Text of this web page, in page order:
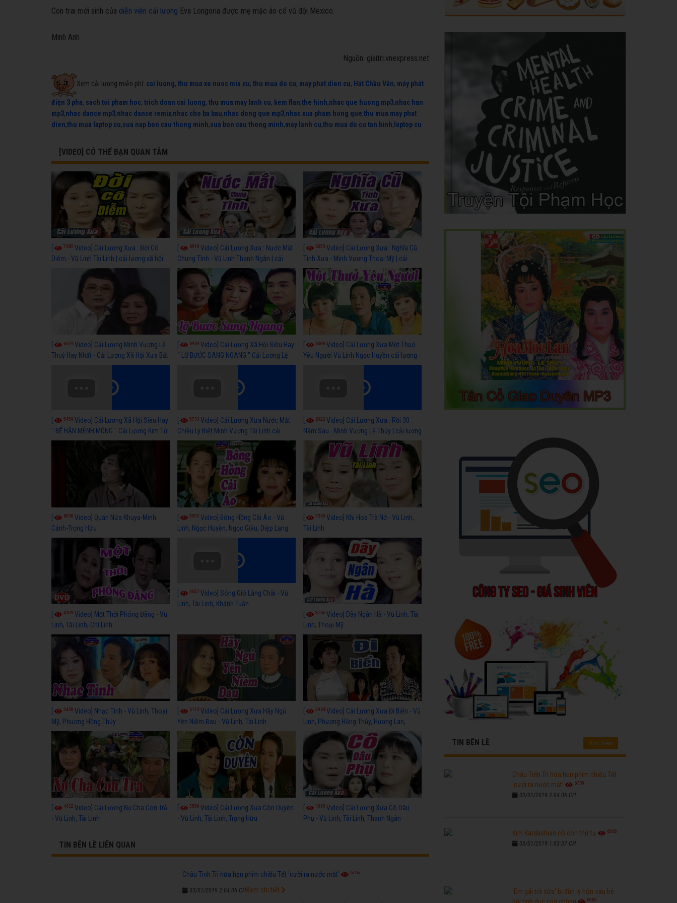
Con trai mới sinh của diễn viên cải lương Eva Longoria được mẹ mặc áo cổ vũ đội Mexico.
Minh Anh
Nguồn: giaitri.vnexpress.net
Xem cải lương miễn phí: cai luong, thu mua xe nuoc mia cu, thu mua do cu, may phat dien cu, Hát Chầu Văn, máy phát
điện 3 pha, sach toi pham hoc, trich doan cai luong, thu mua may lanh cu, kem flan,the hinh,nhac que huong mp3,nhac han
mp3,nhac dance mp3,nhac dance remix,nhac cho ba bau,nhac dong que mp3,nhac xua pham hong que,thu mua may phat
dien,thu mua laptop cu,sua nap bon cau thong minh,sua bon cau thong minh,may lanh cu,thu mua do cu tan binh, laptop cu
[VIDEO] CÓ THỂ BẠN QUAN TÂM
7665 Video] Cải Lương Xưa : Đời Cô
Diễm - Vũ Linh Tài Linh | cải lương xã hội
6918 Video] Cải Lương Xưa : Nước Mắt
Chung Tình - Vũ Linh Thanh Ngân | cải
lương xã hội hay nhất
6055 Video] Cải Lương Xưa : Nghĩa Cũ
Tình Xưa - Minh Vương Thoại Mỹ | cải
lương xã hội hay nhất
6679 Video] Cải Lương Minh Vương Lệ
Thuỷ Hay Nhất - Cải Lương Xã Hội Xưa Bất
6969 Video] Cải Lương Xã Hội Siêu Hay
" LỠ BƯỚC SANG NGANG " Cải Lương Lệ
Thuỷ, Thanh Tuấn, Hồng Nga
6388 Video] Cải Lương Xưa Một Thuở
Yêu Người Vũ Linh Ngọc Huyền cải lương
5459 Video] Cải Lương Xã Hội Siêu Hay
" BỂ HẬN MÊNH MÔNG " Cải Lương Kim Tử
Long, Thanh Ngân Hay Nhất
5733 Video] Cải Lương Xưa Nước Mắt
Chiều Ly Biệt Minh Vương Tài Linh cải
lương xã hội hay nhất
6322 Video] Cải Lương Xưa : Rồi 30
Năm Sau - Minh Vương Lệ Thủy | cải lương
xã hội hay nhất
[ 6038 Video] Quán Nửa Khuya-Minh
Cảnh-Trọng Hữu
[ 9055 Video] Bông Hồng Cài Áo - Vũ
Linh, Ngọc Huyền, Ngọc Giàu, Diệp Lang
[ 7349 Video] Khi Hoa Trà Nở - Vũ Linh,
Tài Linh
4109 Video] Một Thời Phóng Đãng - Vũ
Linh, Tài Linh, Chí Linh
[ 3657 Video] Sóng Gió Làng Chài - Vũ
Linh, Tài Linh, Khánh Tuấn
3766Video] Dãy Ngân Hà - Vũ Linh, Tài
Linh, Thoại Mỹ
3438 Video] Nhạc Tình - Vũ Linh, Thoại
Mỹ, Phương Hồng Thủy
4113 Video] Cải Lương Xưa Hãy Ngủ
Yên Niềm Đau - Vũ Linh, Tài Linh
3964Video] Cải Lương Xưa Đi Biển - Vũ
Linh, Phương Hồng Thủy, Hương Lan,
Thanh Hằng
4432 Video] Cải Lương Nợ Cha Con Trả
- Vũ Linh, Tài Linh
3599 Video] Cải Lương Xưa Còn Duyên
- Vũ Linh, Tài Linh, Trọng Hữu
4015 Video] Cải Lương Xưa Cô Dâu
Phụ - Vũ Linh, Tài Linh, Thanh Ngân
TIN BÊN LỀ LIÊN QUAN
Châu Tinh Trì hứa hẹn phim chiếu Tết 'cười ra nước mắt' 6765
03/01/2019 2:04:06 CHXem chi tiết
TIN BÊN LỀ Đọc thêm
Châu Tinh Trì hứa hẹn phim chiếu Tết
'cười ra nước mắt'
6765
03/01/2019 2:04:06 CH
Kim Kardashian có con thứ tư 6265
03/01/2019 1:03:37 CH
'Em gái trà sữa' bị đồn ly hôn sau bê
6585